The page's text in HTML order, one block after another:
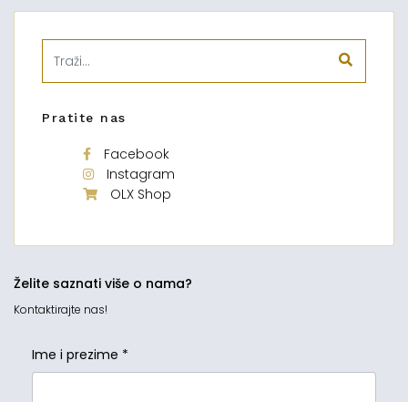
Pratite nas
Facebook
Instagram
OLX Shop
Želite saznati više o nama?
Kontaktirajte nas!
Ime i prezime *